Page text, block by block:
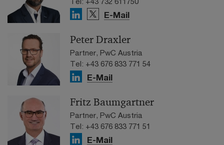
E-Mail
Peter Draxler
Partner, PwC Austria
Tel: +43 676 833 771 54
E-Mail
Fritz Baumgartner
Partner, PwC Austria
Tel: +43 676 833 771 51
E-Mail